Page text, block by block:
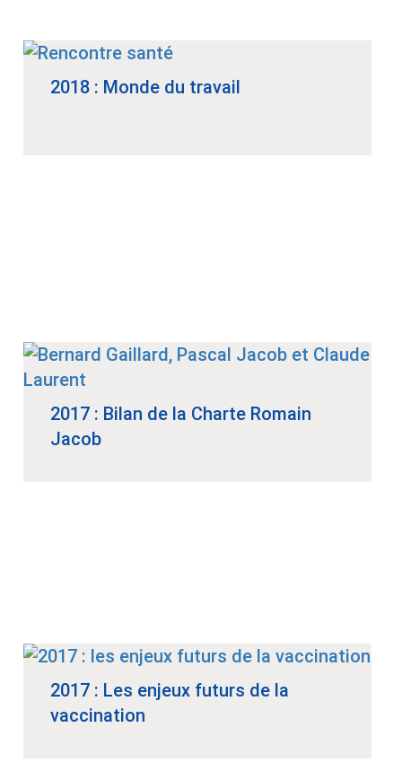
2018 : Monde du travail
2017 : Bilan de la Charte Romain
Jacob
2017 : Les enjeux futurs de la
vaccination